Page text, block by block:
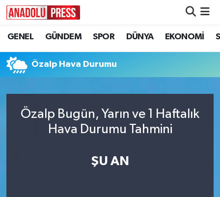
GENEL GÜNDEM SPOR DÜNYA EKONOMİ
Özalp Hava Durumu
Özalp Bugün, Yarın ve 1 Haftalık
Hava Durumu Tahmini
ŞU AN
Nöbetçi Eczaneler
Hava Durumu
Trafik Durumu